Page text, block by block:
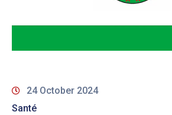
24 October 2024
Santé